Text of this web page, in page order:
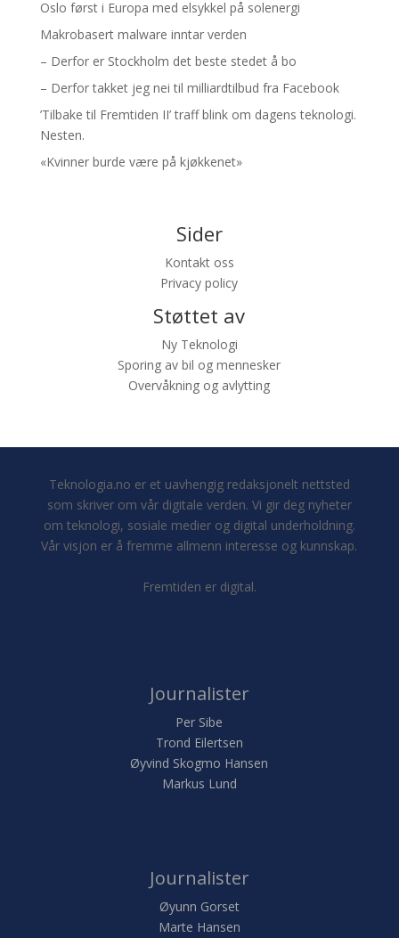
Oslo først i Europa med elsykkel på solenergi
Makrobasert malware inntar verden
– Derfor er Stockholm det beste stedet å bo
– Derfor takket jeg nei til milliardtilbud fra Facebook
’Tilbake til Fremtiden II’ traff blink om dagens teknologi.
Nesten.
«Kvinner burde være på kjøkkenet»
Sider
Kontakt oss
Privacy policy
Støttet av
Ny Teknologi
Sporing av bil og mennesker
Overvåkning og avlytting
Teknologia.no er et uavhengig redaksjonelt nettsted
som skriver om vår digitale verden. Vi gir deg nyheter
om teknologi, sosiale medier og digital underholdning.
Vår visjon er å fremme allmenn interesse og kunnskap.
Fremtiden er digital.
Journalister
Per Sibe
Trond Eilertsen
Øyvind Skogmo Hansen
Markus Lund
Journalister
Øyunn Gorset
Marte Hansen